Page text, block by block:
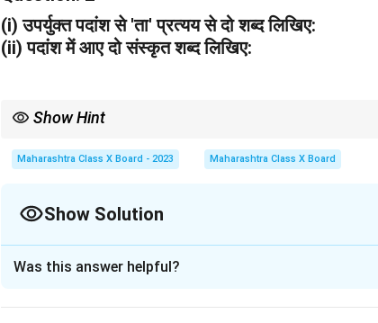
Step 2: कवि कृतक के लिए यह करना चाहता है
कवि के लिए कविता लिखने का उद्देश्य विचारों और संदेशों को प्रस्तुत
(i) उपर्युक्त पदांश से 'ता' प्रत्यय से दो शब्द लिखिए:
(ii) पदांश में आए दो संस्कृत शब्द लिखिए:
Show Hint
Maharashtra Class X Board - 2023 Maharashtra Class X Board
Show Solution
Was this answer helpful?